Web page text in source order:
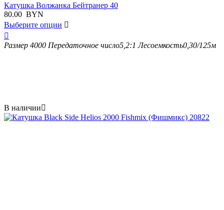
Катушка Волжанка Бейтранер 40
80.00 BYN
Выберите опции 

Размер 4000 Передаточное число5,2:1 Лесоемкость0,30/125м
В наличии